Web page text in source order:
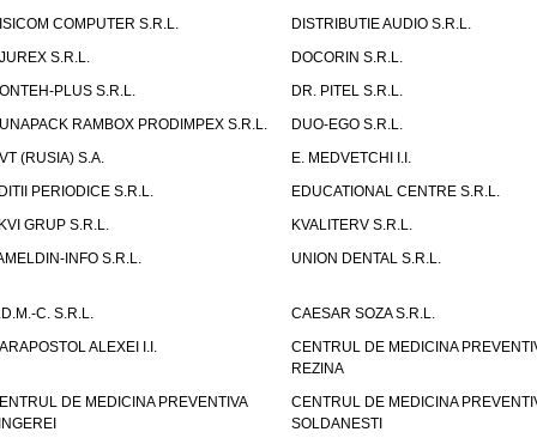
COMPUTER S.R.L.
DISTRIBUTIE AUDIO S.R.L.
S.R.L.
DOCORIN S.R.L.
PLUS S.R.L.
DR. PITEL S.R.L.
RAMBOX PRODIMPEX S.R.L.
DUO-EGO S.R.L.
(RUSIA) S.A.
E. MEDVETCHI I.I.
PERIODICE S.R.L.
EDUCATIONAL CENTRE S.R.L.
GRUP S.R.L.
KVALITERV S.R.L.
INFO S.R.L.
UNION DENTAL S.R.L.
C. S.R.L.
CAESAR SOZA S.R.L.
ALEXEI I.I.
CENTRUL DE MEDICINA
REZINA
DE MEDICINA PREVENTIVA
CENTRUL DE MEDICINA
SOLDANESTI